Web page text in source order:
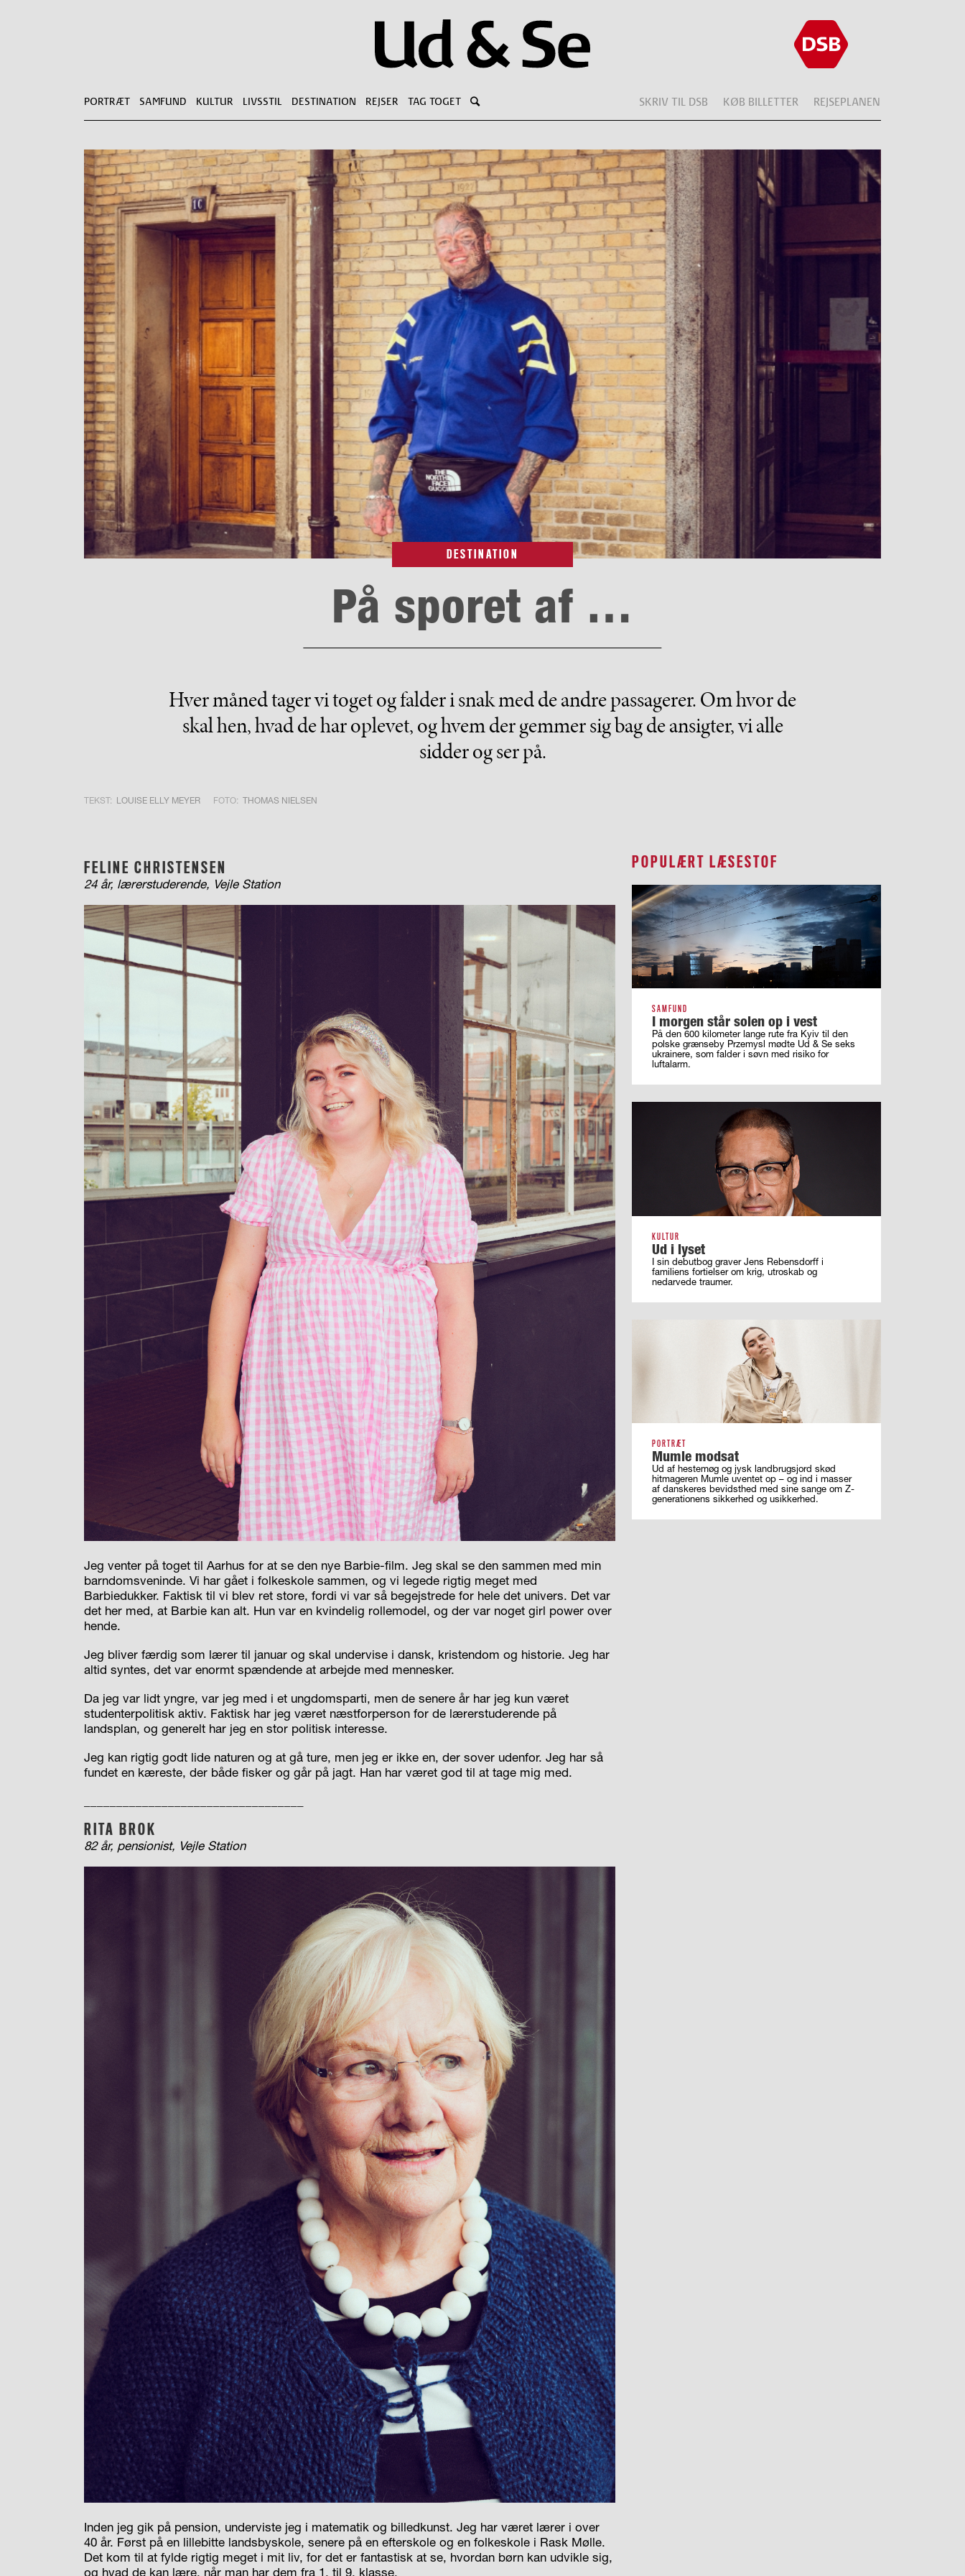
PORTRÆT SAMFUND KULTUR LIVSSTIL DESTINATION REJSER TAG TOGET SKRIV TIL DSB KØB BILLETTER REJSEPLANEN
DESTINATION
På sporet af …
Hver måned tager vi toget og falder i snak med de andre passagerer. Om hvor de
skal hen, hvad de har oplevet, og hvem der gemmer sig bag de ansigter, vi alle
sidder og ser på.
TEKST: LOUISE ELLY MEYER FOTO: THOMAS NIELSEN
FELINE CHRISTENSEN
24 år, lærerstuderende, Vejle Station
Jeg venter på toget til Aarhus for at se den nye Barbie-film. Jeg skal se den sammen med min
barndomsveninde. Vi har gået i folkeskole sammen, og vi legede rigtig meget med
Barbiedukker. Faktisk til vi blev ret store, fordi vi var så begejstrede for hele det univers. Det var
det her med, at Barbie kan alt. Hun var en kvindelig rollemodel, og der var nogetgirl power over
hende.
Jeg bliver færdig som lærer til januar og skal undervise i dansk, kristendom og historie. Jeg har
altid syntes, det var enormt spændende at arbejde med mennesker.
Da jeg var lidt yngre, var jeg med i et ungdomsparti, men de senere år har jeg kun været
studenterpolitisk aktiv. Faktisk har jeg været næstforperson for de lærerstuderende på
landsplan, og generelt har jeg en stor politisk interesse.
Jeg kan rigtig godt lide naturen og at gå ture, men jeg er ikke en, der sover udenfor. Jeg har så
fundet en kæreste, der både fisker og går på jagt. Han har været god til at tage mig med.
RITA BROK
82 år, pensionist, Vejle Station
Inden jeg gik på pension, underviste jeg i matematik og billedkunst. Jeg har været lærer i over
40 år. Først på en lillebitte landsbyskole, senere på en efterskole og en folkeskole i Rask Mølle.
Det kom til at fylde rigtig meget i mit liv, for det er fantastisk at se, hvordan børn kan udvikle sig,
og hvad de kan lære, når man har dem fra 1. til 9. klasse.
POPULÆRT LÆSESTOF
SAMFUND
I morgen står solen op i vest
På den 600 kilometer lange rute fra Kyiv til den
polske grænseby Przemysl mødte Ud & Se seks
ukrainere, som falder i søvn med risiko for
luftalarm.
KULTUR
Ud i lyset
I sin debutbog graver Jens Rebensdorff i
familiens fortielser om krig, utroskab og
nedarvede traumer.
PORTRÆT
Mumle modsat
Ud af hestemøg og jysk landbrugsjord skød
hitmageren Mumle uventet op – og ind i masser
af ­danskeres bevidsthed med sine sange om ­Z-
generationens sikkerhed og usikkerhed.